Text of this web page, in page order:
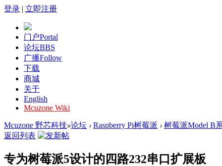
登录 | 立即注册
门户Portal
论坛BBS
广播Follow
下载
商城
关于
English
Mcuzone Wiki
Mcuzone 野芯科技»论坛 › Raspberry Pi树莓派 › 树莓派Model B
返回列表
专为树莓派5设计的四路232串口扩展板